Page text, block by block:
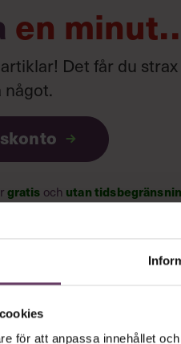
för att anpassa innehållet
en
Det får du
något.
gratis och utan